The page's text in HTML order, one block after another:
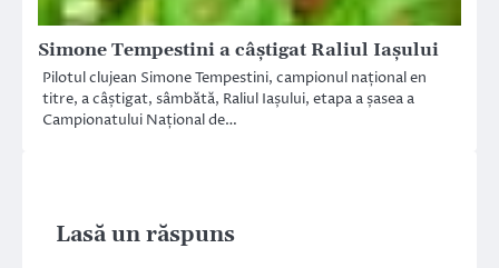
Simone Tempestini a câştigat Raliul Iaşului
Pilotul clujean Simone Tempestini, campionul național en
titre, a câștigat, sâmbătă, Raliul Iașului, etapa a șasea a
Campionatului Național de…
Lasă un răspuns